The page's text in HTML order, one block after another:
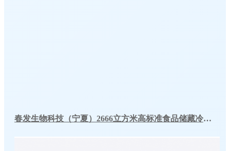
春发生物科技（宁夏）2666立方米高标准食品储藏冷库工程案例